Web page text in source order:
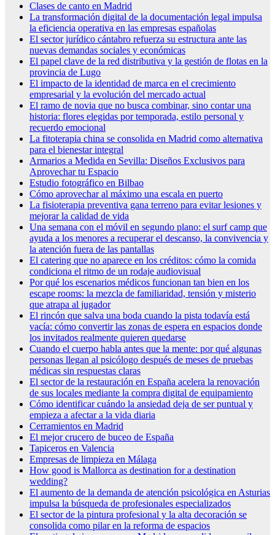
Clases de canto en Madrid
La transformación digital de la documentación legal impulsa
la eficiencia operativa en las empresas españolas
El sector jurídico cántabro refuerza su estructura ante las
nuevas demandas sociales y económicas
El papel clave de la red distributiva y la gestión de flotas en la
provincia de Lugo
El impacto de la identidad de marca en el crecimiento
empresarial y la evolución del mercado actual
El ramo de novia que no busca combinar, sino contar una
historia: flores elegidas por temporada, estilo personal y
recuerdo emocional
La fitoterapia china se consolida en Madrid como alternativa
para el bienestar integral
Armarios a Medida en Sevilla: Diseños Exclusivos para
Aprovechar tu Espacio
Estudio fotográfico en Bilbao
Cómo aprovechar al máximo una escala en puerto
La fisioterapia preventiva gana terreno para evitar lesiones y
mejorar la calidad de vida
Una semana con el móvil en segundo plano: el surf camp que
ayuda a los menores a recuperar el descanso, la convivencia y
la atención fuera de las pantallas
El catering que no aparece en los créditos: cómo la comida
condiciona el ritmo de un rodaje audiovisual
Por qué los escenarios médicos funcionan tan bien en los
escape rooms: la mezcla de familiaridad, tensión y misterio
que atrapa al jugador
El rincón que salva una boda cuando la pista todavía está
vacía: cómo convertir las zonas de espera en espacios donde
los invitados realmente quieren quedarse
Cuando el cuerpo habla antes que la mente: por qué algunas
personas llegan al psicólogo después de meses de pruebas
médicas sin respuestas claras
El sector de la restauración en España acelera la renovación
de sus locales mediante la compra digital de equipamiento
Cómo identificar cuándo la ansiedad deja de ser puntual y
empieza a afectar a la vida diaria
Cerramientos en Madrid
El mejor crucero de buceo de España
Tapiceros en Valencia
Empresas de limpieza en Málaga
How good is Mallorca as destination for a destination
wedding?
El aumento de la demanda de atención psicológica en Asturias
impulsa la búsqueda de profesionales especializados
El sector de la pintura profesional y la alta decoración se
consolida como pilar en la reforma de espacios